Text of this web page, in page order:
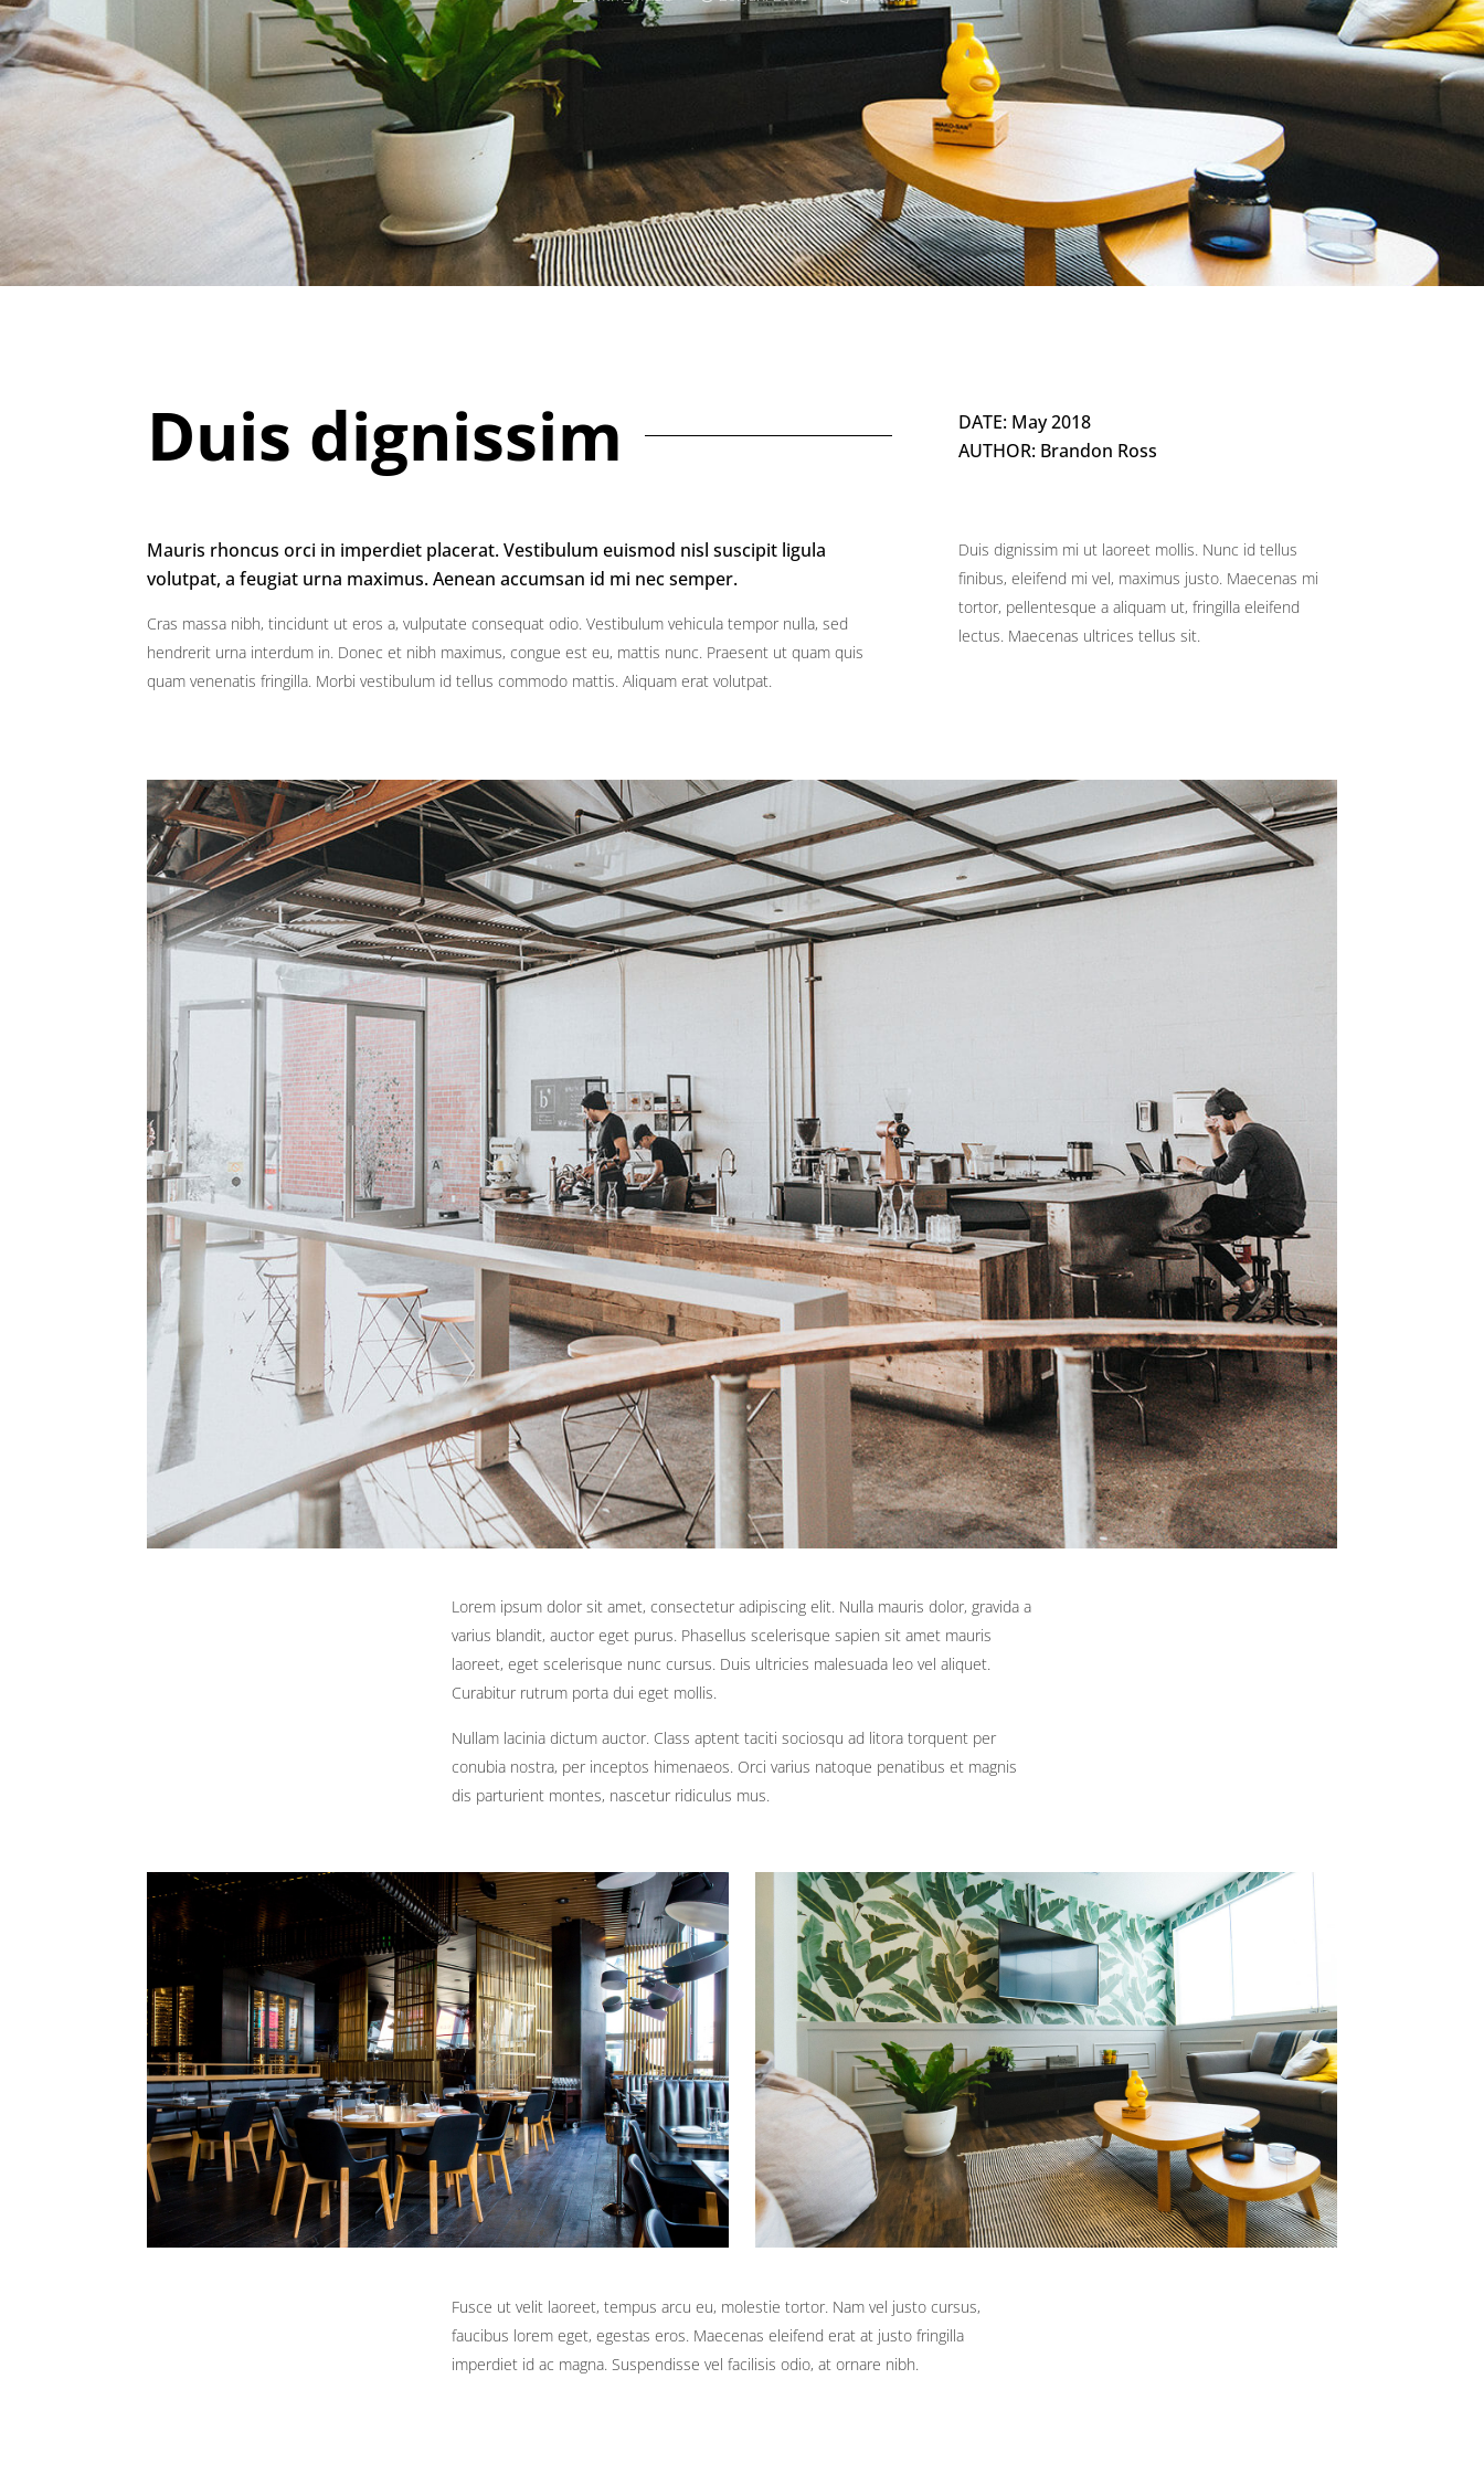
Duis dignissim
DATE: May 2018
AUTHOR: Brandon Ross
Mauris rhoncus orci in imperdiet placerat. Vestibulum euismod nisl suscipit ligula
volutpat, a feugiat urna maximus. Aenean accumsan id mi nec semper.
Cras massa nibh, tincidunt ut eros a, vulputate consequat odio. Vestibulum vehicula tempor nulla, sed
hendrerit urna interdum in. Donec et nibh maximus, congue est eu, mattis nunc. Praesent ut quam quis
quam venenatis fringilla. Morbi vestibulum id tellus commodo mattis. Aliquam erat volutpat.
Duis dignissim mi ut laoreet mollis. Nunc id tellus
finibus, eleifend mi vel, maximus justo. Maecenas mi
tortor, pellentesque a aliquam ut, fringilla eleifend
lectus. Maecenas ultrices tellus sit.
Lorem ipsum dolor sit amet, consectetur adipiscing elit. Nulla mauris dolor, gravida a
varius blandit, auctor eget purus. Phasellus scelerisque sapien sit amet mauris
laoreet, eget scelerisque nunc cursus. Duis ultricies malesuada leo vel aliquet.
Curabitur rutrum porta dui eget mollis.
Nullam lacinia dictum auctor. Class aptent taciti sociosqu ad litora torquent per
conubia nostra, per inceptos himenaeos. Orci varius natoque penatibus et magnis
dis parturient montes, nascetur ridiculus mus.
Fusce ut velit laoreet, tempus arcu eu, molestie tortor. Nam vel justo cursus,
faucibus lorem eget, egestas eros. Maecenas eleifend erat at justo fringilla
imperdiet id ac magna. Suspendisse vel facilisis odio, at ornare nibh.